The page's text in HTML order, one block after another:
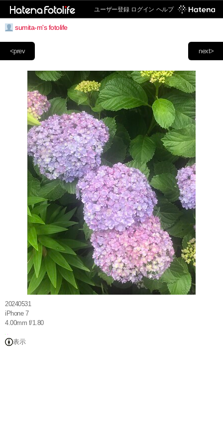
ユーザー登録 ログイン ヘルプ
sumita-m's fotolife
next>
<prev
20240531
iPhone 7
4.00mm f/1.80
表示